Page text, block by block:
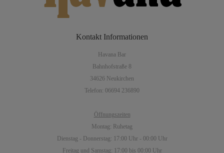
Kontakt Informationen
Havana Bar
Bahnhofstraße 8
34626 Neukirchen
Telefon: 06694 236890
Öffnungszeiten
Montag: Ruhetag
Dienstag - Donnerstag: 17:00 Uhr - 00:00 Uhr
Freitag und Samstag: 17:00 bis 00:00 Uhr